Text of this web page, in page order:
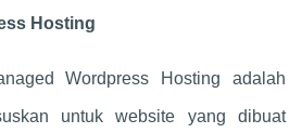
Hosting
Wordpress Hosting adalah
untuk website yang dibuat